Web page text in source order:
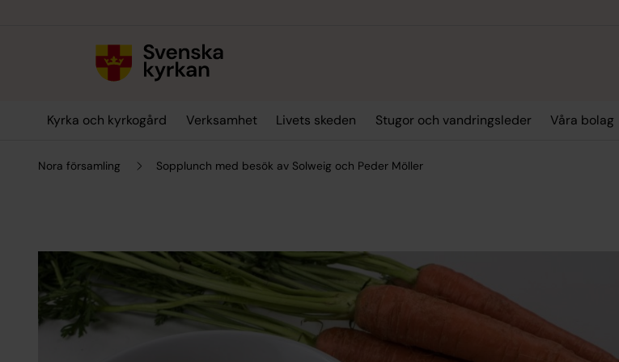
Kyrka och kyrkogård Verksamhet Livets skeden Stugor och vandringsleder Våra bolag
Nora församling Sopplunch med besök av Solweig och Peder Möller